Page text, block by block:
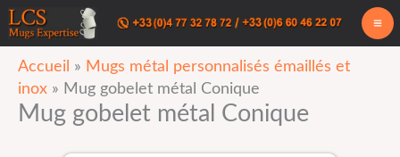
Aller
au
contenu
Accueil » Mugs métal personnalisés émaillés et
inox » Mug gobelet métal Conique
Mug gobelet métal Conique